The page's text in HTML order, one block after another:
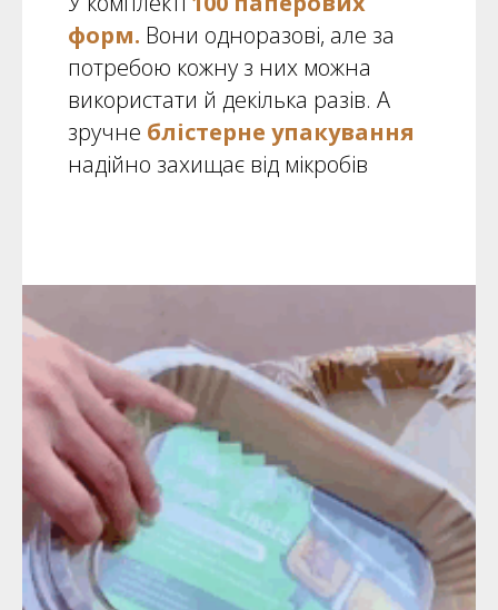
форм. Вони одноразові, але за
потребою кожну з них можна
використати й декілька разів. А
зручне блістерне упакування
надійно захищає від мікробів